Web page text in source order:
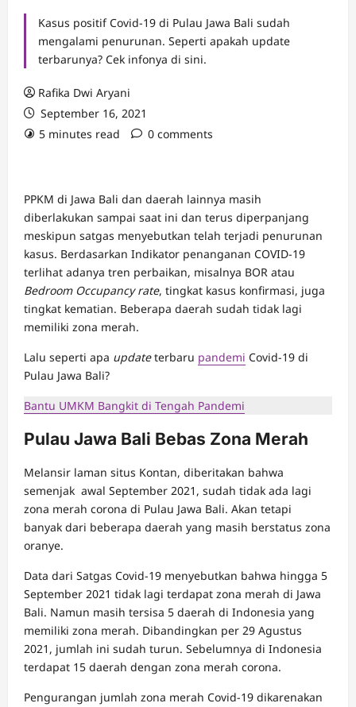
Kasus positif Covid-19 di Pulau Jawa Bali sudah
mengalami penurunan. Seperti apakah update
terbarunya? Cek infonya di sini.
Rafika Dwi Aryani
September 16, 2021
5 minutes read
0 comments
PPKM di Jawa Bali dan daerah lainnya masih
diberlakukan sampai saat ini dan terus diperpanjang
meskipun satgas menyebutkan telah terjadi penurunan
kasus. Berdasarkan Indikator penanganan COVID-19
terlihat adanya tren perbaikan, misalnya BOR atau
Bedroom Occupancy rate, tingkat kasus konfirmasi, juga
tingkat kematian. Beberapa daerah sudah tidak lagi
memiliki zona merah.
Lalu seperti apa updateterbaru pandemi Covid-19 di
Pulau Jawa Bali?
Bantu UMKM Bangkit di Tengah Pandemi
Pulau Jawa Bali Bebas Zona Merah
Melansir laman situs Kontan, diberitakan bahwa
semenjak awal September 2021, sudah tidak ada lagi
zona merah corona di Pulau Jawa Bali. Akan tetapi
banyak dari beberapa daerah yang masih berstatus zona
oranye.
Data dari Satgas Covid-19 menyebutkan bahwa hingga 5
September 2021 tidak lagi terdapat zona merah di Jawa
Bali. Namun masih tersisa 5 daerah di Indonesia yang
memiliki zona merah. Dibandingkan per 29 Agustus
2021, jumlah ini sudah turun. Sebelumnya di Indonesia
terdapat 15 daerah dengan zona merah corona.
Pengurangan jumlah zona merah Covid-19 dikarenakan